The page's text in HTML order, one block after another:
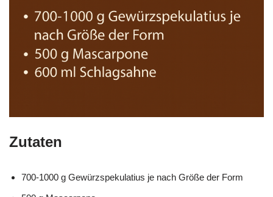
Zutaten
700-1000 g Gewürzspekulatius je nach Größe der Form